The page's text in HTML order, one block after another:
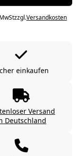
zzgl.Versandkosten
einkaufen
Versand
Deutschland